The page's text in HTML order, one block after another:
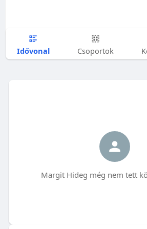
Idővonal Csoportok
Margit Hideg még nem tett